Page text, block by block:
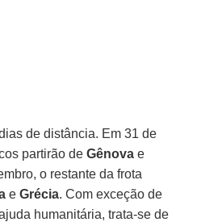
de distância. Em 31 de
partirão deGênova e
o restante da frota
eGrécia. Com exceção de
humanitária, trata-se de